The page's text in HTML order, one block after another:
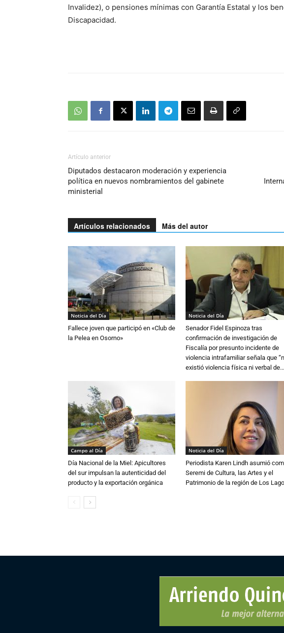
Invalidez), o pensiones mínimas con Garantía Estatal y los
Discapacidad.
Artículo anterior
Diputados destacaron moderación y experiencia
política en nuevos nombramientos del gabinete
ministerial
Artículos relacionados Más del autor
Noticia del Día
Fallece joven que participó en «Club de
la Pelea en Osorno»
Noticia del Día
Senador Fidel Espinoza tras
confirmación de investigación de
Fiscalía por presunto incidente de
violencia intrafamiliar señala que
existió violencia física ni verbal de...
Campo al Día
Día Nacional de la Miel: Apicultores
del sur impulsan la autenticidad del
producto y la exportación orgánica
Noticia del Día
Periodista Karen Lindh asumió
Seremi de Cultura, las Artes y el
Patrimonio de la región de Los